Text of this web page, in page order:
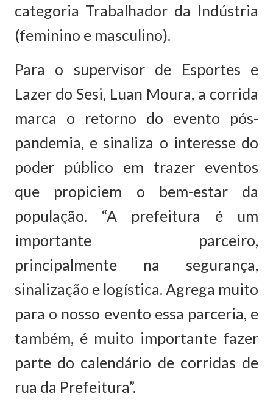
categoria Trabalhador da Indústria
(feminino e masculino).
Para o supervisor de Esportes e
Lazer do Sesi, Luan Moura, a corrida
marca o retorno do evento pós-
pandemia, e sinaliza o interesse do
poder público em trazer eventos
que propiciem o bem-estar da
população. “A prefeitura é um
importante parceiro,
principalmente na segurança,
sinalização e logística. Agrega muito
para o nosso evento essa parceria, e
também, é muito importante fazer
parte do calendário de corridas de
rua da Prefeitura”.